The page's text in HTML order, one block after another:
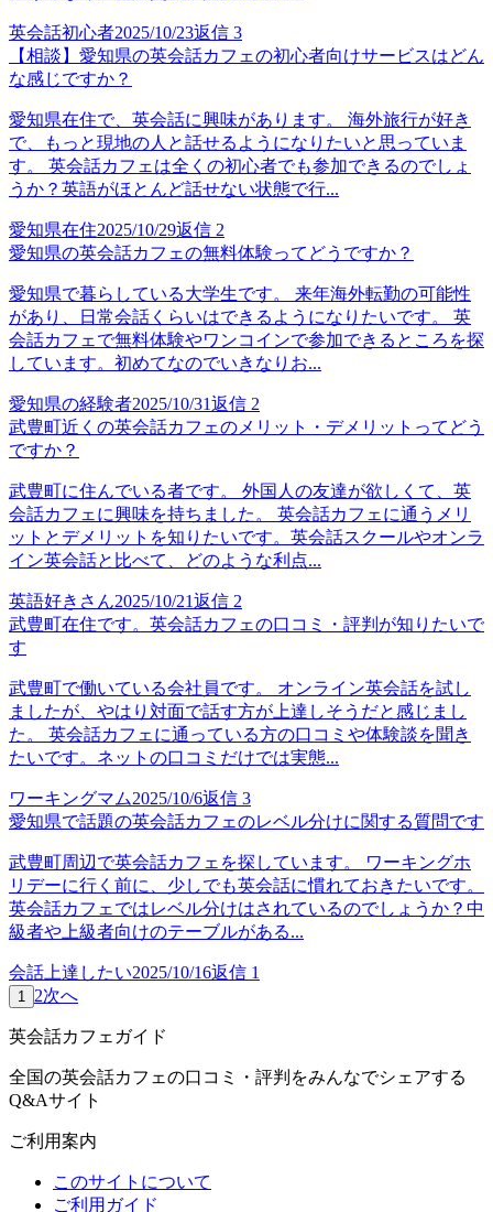
英会話初心者2025/10/23返信 3
【相談】愛知県の英会話カフェの初心者向けサービスはどん
な感じですか？
愛知県在住で、英会話に興味があります。 海外旅行が好き
で、もっと現地の人と話せるようになりたいと思っていま
す。 英会話カフェは全くの初心者でも参加できるのでしょ
うか？英語がほとんど話せない状態で行...
愛知県在住2025/10/29返信 2
愛知県の英会話カフェの無料体験ってどうですか？
愛知県で暮らしている大学生です。 来年海外転勤の可能性
があり、日常会話くらいはできるようになりたいです。 英
会話カフェで無料体験やワンコインで参加できるところを探
しています。初めてなのでいきなりお...
愛知県の経験者2025/10/31返信 2
武豊町近くの英会話カフェのメリット・デメリットってどう
ですか？
武豊町に住んでいる者です。 外国人の友達が欲しくて、英
会話カフェに興味を持ちました。 英会話カフェに通うメリ
ットとデメリットを知りたいです。英会話スクールやオンラ
イン英会話と比べて、どのような利点...
英語好きさん2025/10/21返信 2
武豊町在住です。英会話カフェの口コミ・評判が知りたいで
す
武豊町で働いている会社員です。 オンライン英会話を試し
ましたが、やはり対面で話す方が上達しそうだと感じまし
た。 英会話カフェに通っている方の口コミや体験談を聞き
たいです。ネットの口コミだけでは実態...
ワーキングマム2025/10/6返信 3
愛知県で話題の英会話カフェのレベル分けに関する質問です
武豊町周辺で英会話カフェを探しています。 ワーキングホ
リデーに行く前に、少しでも英会話に慣れておきたいです。
英会話カフェではレベル分けはされているのでしょうか？中
級者や上級者向けのテーブルがある...
会話上達したい2025/10/16返信 1
1 2次へ
英会話カフェガイド
全国の英会話カフェの口コミ・評判をみんなでシェアする
Q&Aサイト
ご利用案内
このサイトについて
ご利用ガイド